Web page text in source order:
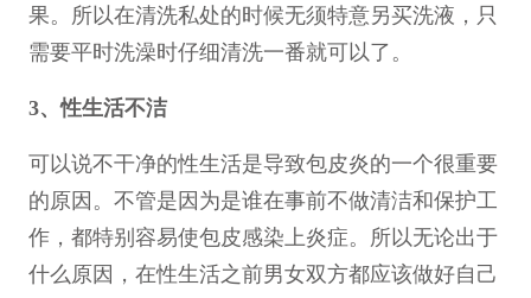
果。所以在清洗私处的时候无须特意另买洗液，只
需要平时洗澡时仔细清洗一番就可以了。
3、性生活不洁
可以说不干净的性生活是导致包皮炎的一个很重要
的原因。不管是因为是谁在事前不做清洁和保护工
作，都特别容易使包皮感染上炎症。所以无论出于
什么原因，在性生活之前男女双方都应该做好自己